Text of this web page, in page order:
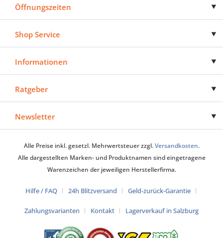
Öffnungszeiten
Shop Service
Informationen
Ratgeber
Newsletter
Alle Preise inkl. gesetzl. Mehrwertsteuer zzgl.Versandkosten.
Alle dargestellten Marken- und Produktnamen sind eingetragene
Warenzeichen der jeweiligen Herstellerfirma.
Hilfe / FAQ 24h Blitzversand Geld-zurück-Garantie
Zahlungsvarianten Kontakt Lagerverkauf in Salzburg